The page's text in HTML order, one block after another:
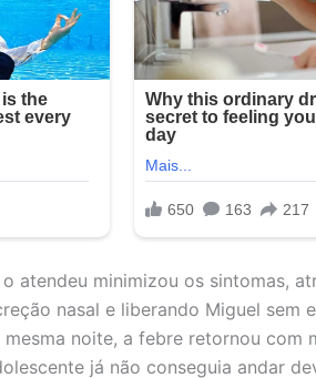
atendeu minimizou os sintomas,
nasal e liberando Miguel sem
noite, a febre retornou com
já não conseguia andar